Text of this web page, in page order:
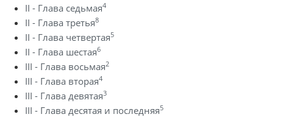
II - Глава седьмая4
II - Глава третья8
II - Глава четвертая5
II - Глава шестая6
III - Глава восьмая2
III - Глава вторая4
III - Глава девятая3
III - Глава десятая и последняя5